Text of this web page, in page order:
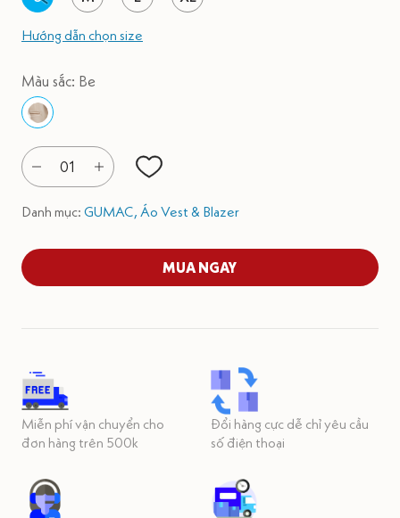
Hướng dẫn chọn size
Màu sắc: Be
01
Danh mục: GUMAC, Áo Vest & Blazer
MUA NGAY
Miễn phí vận chuyển cho
đơn hàng trên 500k
Đổi hàng cực dễ chỉ yêu cầu
số điện thoại